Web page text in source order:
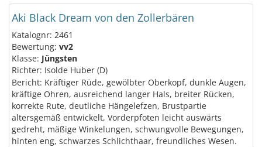
Aki Black Dream von den Zollerbären
Katalognr: 2461
Bewertung: vv2
Klasse: Jüngsten
Richter: Isolde Huber (D)
Bericht: Kräftiger Rüde, gewölbter Oberkopf, dunkle Augen,
kräftige Ohren, ausreichend langer Hals, breiter Rücken,
korrekte Rute, deutliche Hängelefzen, Brustpartie
altersgemäß entwickelt, Vorderpfoten leicht auswärts
gedreht, mäßige Winkelungen, schwungvolle Bewegungen,
hinten eng, schwarzes Schlichthaar, freundliches Wesen.